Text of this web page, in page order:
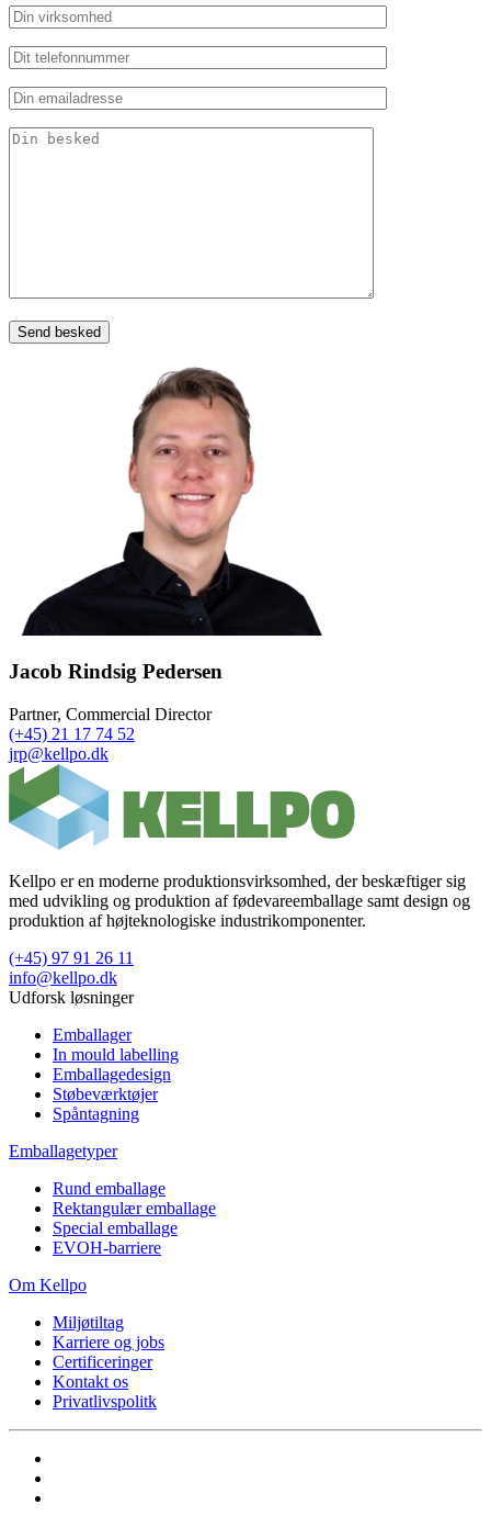
Jacob Rindsig Pedersen
Partner, Commercial Director
(+45) 21 17 74 52
jrp@kellpo.dk
Kellpo er en moderne produktionsvirksomhed, der beskæftiger sig
med udvikling og produktion af fødevareemballage samt design og
produktion af højteknologiske industrikomponenter.
(+45) 97 91 26 11
info@kellpo.dk
Udforsk løsninger
Emballager
In mould labelling
Emballagedesign
Støbeværktøjer
Spåntagning
Emballagetyper
Rund emballage
Rektangulær emballage
Special emballage
EVOH-barriere
Om Kellpo
Miljøtiltag
Karriere og jobs
Certificeringer
Kontakt os
Privatlivspolitk